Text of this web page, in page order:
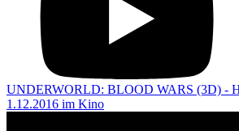
UNDERWORLD: BLOOD WARS (3D) -
1.12.2016 im Kino